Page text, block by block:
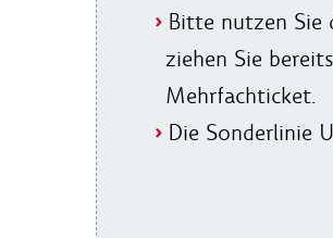
Bitte nutzen Sie
ziehen Sie
Mehrfachticket.
Die Sonderlinie